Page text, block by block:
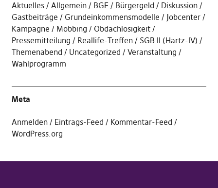
Aktuelles Allgemein BGE Bürgergeld
Diskussion
Gastbeiträge
Grundeinkommensmodelle
Jobcenter
Kampagne
Mobbing
Obdachlosigkeit
Pressemitteilung
Reallife-Treffen
SGB II (Hartz-IV)
Themenabend
Uncategorized
Veranstaltung
Wahlprogramm
Meta
Anmelden Eintrags-Feed
Kommentar-Feed
WordPress.org